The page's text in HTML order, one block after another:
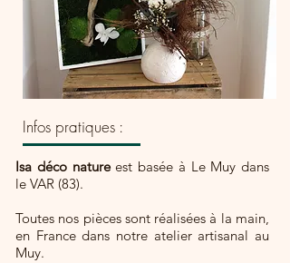
Infos pratiques :
Isa déco natureest basée à Le Muy dans
le VAR (83).
Toutes nos pièces sont réalisées à la main,
en France dans notre atelier artisanal au
Muy.